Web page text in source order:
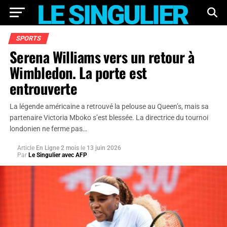
SPORTS
Serena Williams vers un retour à
Wimbledon. La porte est
entrouverte
La légende américaine a retrouvé la pelouse au Queen’s, mais sa
partenaire Victoria Mboko s’est blessée. La directrice du tournoi
londonien ne ferme pas…
Article En Ligne 2 mois le 13 juin 2026
Par Le Singulier avec AFP